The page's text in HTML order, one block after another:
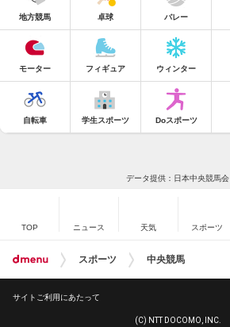
地方競馬 卓球 バレー
モーター フィギュア ウィンター
自転車 学生スポーツ Doスポーツ
データ提供：日本中央競馬会
TOP ニュース 天気 スポーツ
スポーツ 中央競馬
サイトご利用にあたって
(C) NTT DOCOMO, INC.